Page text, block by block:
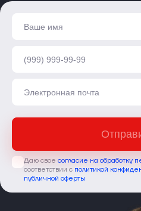
Даю свое согласие на обработку
соответствии с политикой
публичной оферты